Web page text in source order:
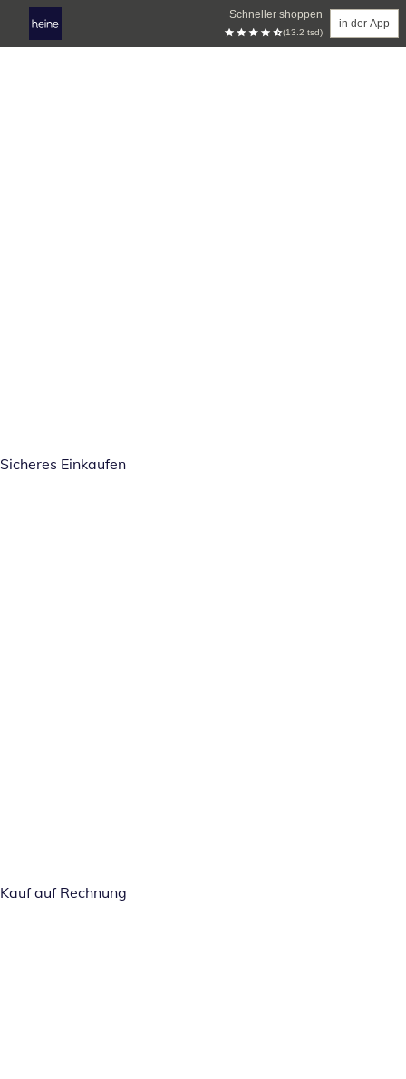
Schneller shoppen
(13.2 tsd)
in der App
Sicheres Einkaufen
Kauf auf Rechnung